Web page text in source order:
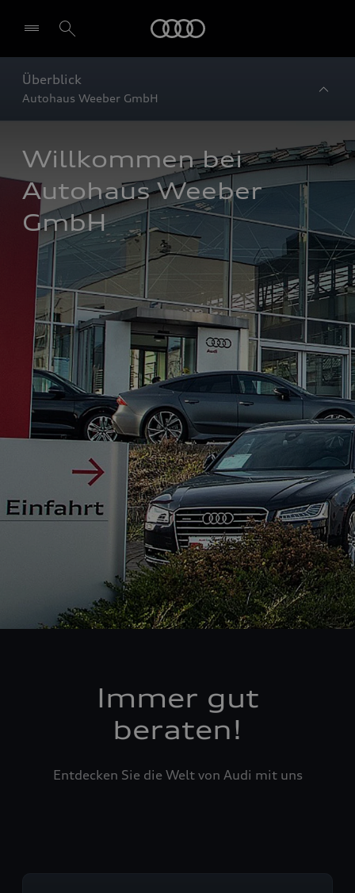
Überblick
Autohaus Weeber GmbH
Willkommen bei
Autohaus Weeber
GmbH
Immer gut
beraten!
Entdecken Sie die Welt von Audi mit uns